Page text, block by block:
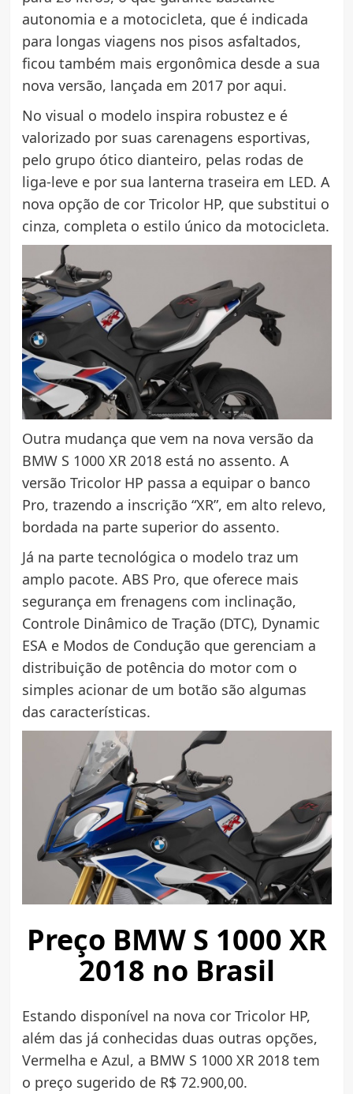
autonomia e a motocicleta, que é indicada
para longas viagens nos pisos asfaltados,
ficou também mais ergonômica desde a sua
nova versão, lançada em 2017 por aqui.
No visual o modelo inspira robustez e é
valorizado por suas carenagens esportivas,
pelo grupo ótico dianteiro, pelas rodas de
liga-leve e por sua lanterna traseira em LED. A
nova opção de cor Tricolor HP, que substitui o
cinza, completa o estilo único da motocicleta.
Outra mudança que vem na nova versão da
BMW S 1000 XR 2018 está no assento. A
versão Tricolor HP passa a equipar o banco
Pro, trazendo a inscrição “XR”, em alto relevo,
bordada na parte superior do assento.
Já na parte tecnológica o modelo traz um
amplo pacote. ABS Pro, que oferece mais
segurança em frenagens com inclinação,
Controle Dinâmico de Tração (DTC), Dynamic
ESA e Modos de Condução que gerenciam a
distribuição de potência do motor com o
simples acionar de um botão são algumas
das características.
Preço BMW S 1000 XR
2018 no Brasil
Estando disponível na nova cor Tricolor HP,
além das já conhecidas duas outras opções,
Vermelha e Azul, a BMW S 1000 XR 2018 tem
o preço sugerido de R$ 72.900,00.